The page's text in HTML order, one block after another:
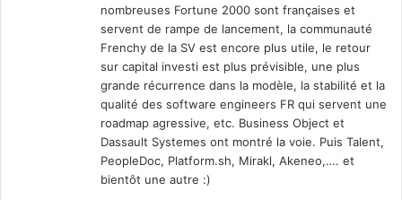
nombreuses Fortune 2000 sont françaises et
servent de rampe de lancement, la communauté
Frenchy de la SV est encore plus utile, le retour
sur capital investi est plus prévisible, une plus
grande récurrence dans la modèle, la stabilité et la
qualité des software engineers FR qui servent une
roadmap agressive, etc. Business Object et
Dassault Systemes ont montré la voie. Puis Talent,
PeopleDoc, Platform.sh, Mirakl, Akeneo,…. et
bientôt une autre :)